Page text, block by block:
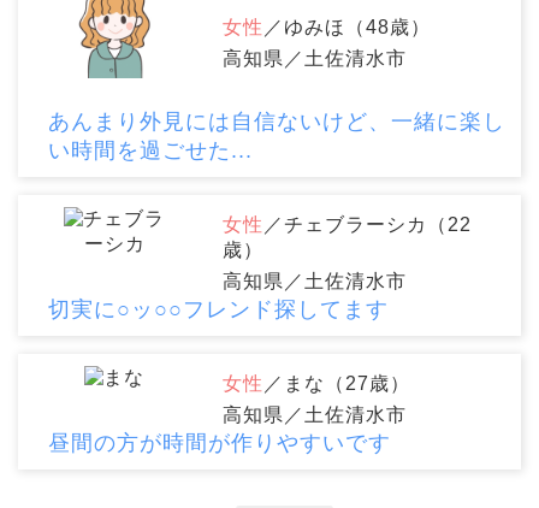
女性 ／ゆみほ（48歳）
高知県／土佐清水市
あんまり外見には自信ないけど、一緒に楽し
い時間を過ごせた...
女性 ／チェブラーシカ（22
歳）
高知県／土佐清水市
切実に○ッ○○フレンド探してます
女性 ／まな（27歳）
高知県／土佐清水市
昼間の方が時間が作りやすいです